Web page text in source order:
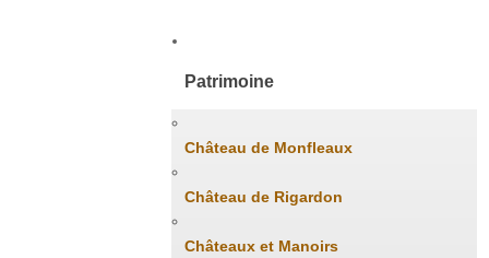
Patrimoine
Château de Monfleaux
Château de Rigardon
Châteaux et Manoirs